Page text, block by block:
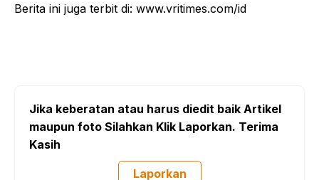
Berita ini juga terbit di: www.vritimes.com/id
Jika keberatan atau harus diedit baik Artikel
maupun foto Silahkan Klik Laporkan. Terima
Kasih
Laporkan